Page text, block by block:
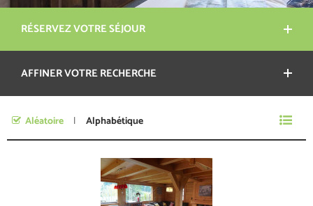
RÉSERVEZ VOTRE SÉJOUR
AFFINER VOTRE RECHERCHE
Aléatoire Alphabétique